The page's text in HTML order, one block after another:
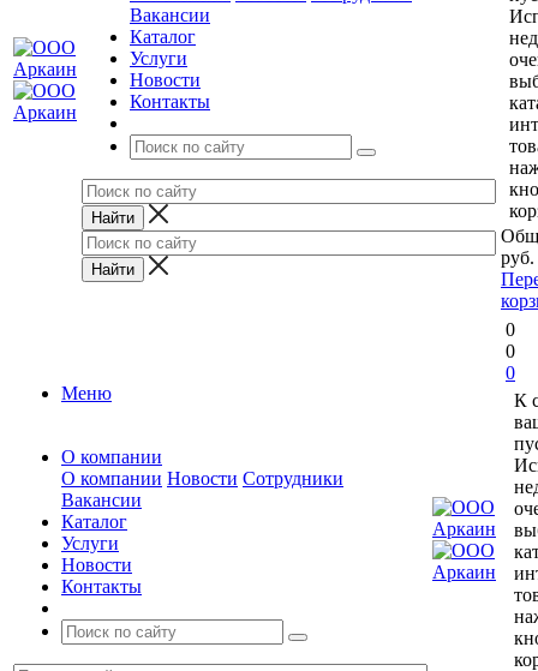
Вакансии
Каталог
Услуги
Новости
Контакты
руб.
Меню
О компании
О компании Новости Сотрудники
Вакансии
Каталог
Услуги
Новости
Контакты
0
0
0
К